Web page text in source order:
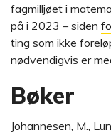
fagmilljøet i
på i 2023 – siden
ting som ikke
nødvendigvis er
Bøker
Johannesen, M.,